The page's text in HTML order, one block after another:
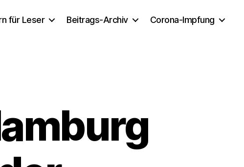
für Leser Beitrags-Archiv Corona-Impfung